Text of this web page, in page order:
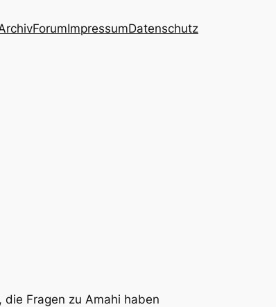
ForumImpressumDatenschutz
Fragen zu Amahi haben